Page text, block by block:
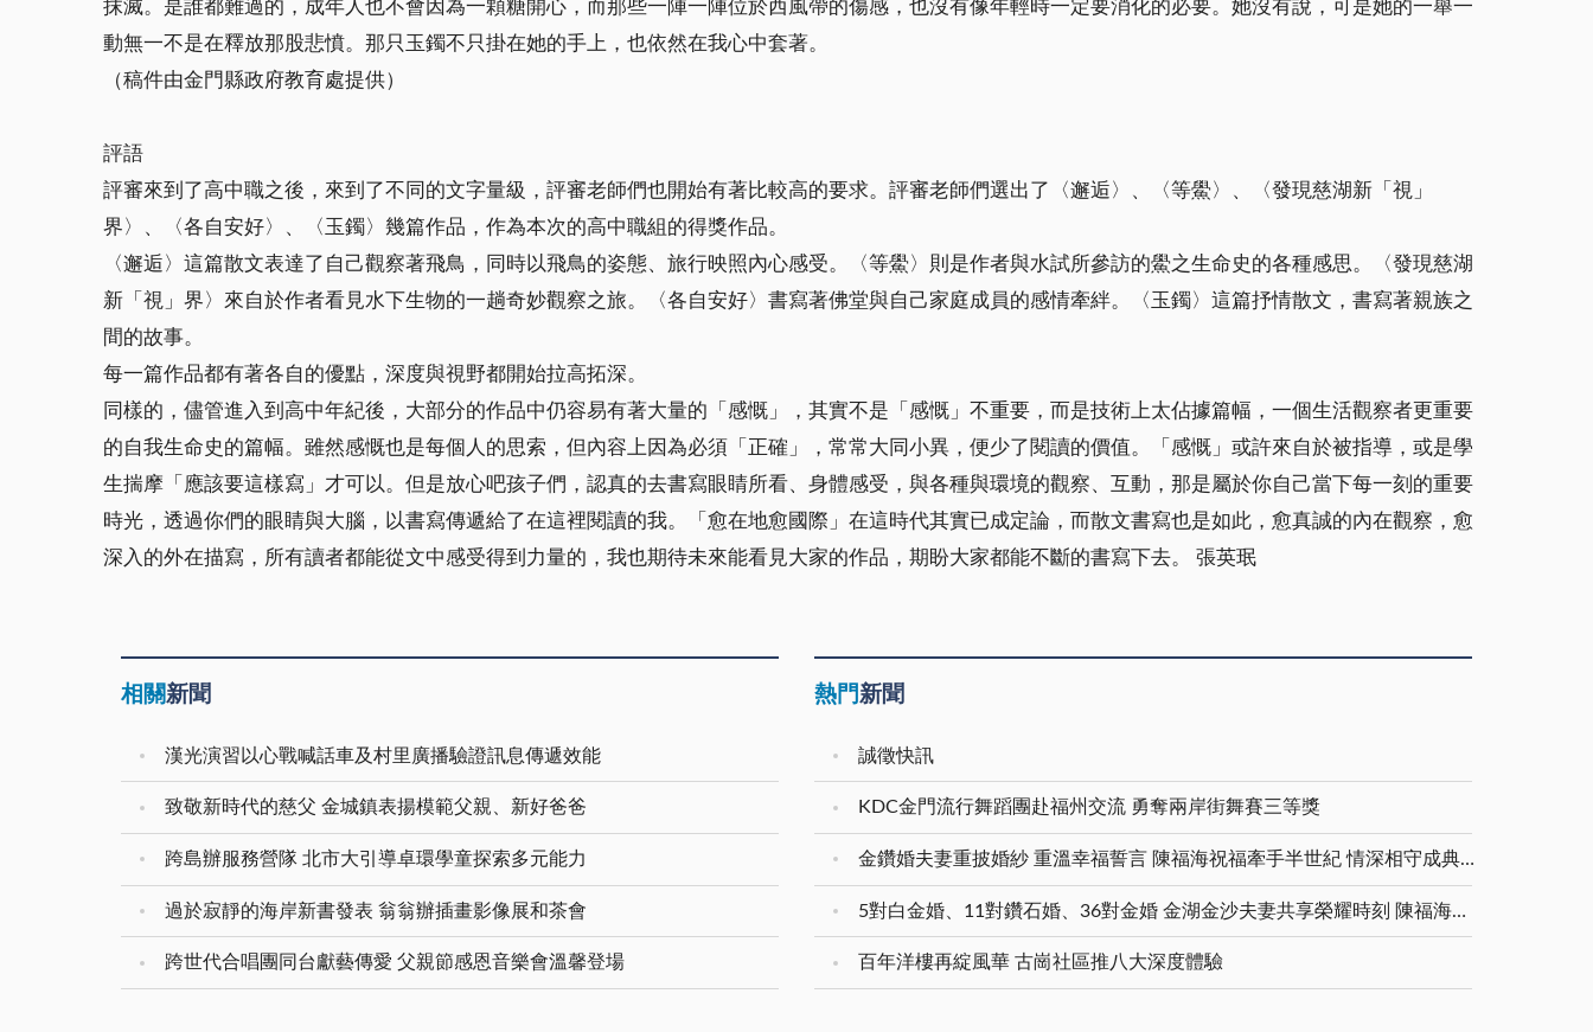
抹滅。是誰都難過的，成年人也不會因為一顆糖開心，而那些一陣一陣位於西風帶的傷感，也沒有像年輕時一定要消化的必要。她沒有說，可是她的一舉一
動無一不是在釋放那股悲憤。那只玉鐲不只掛在她的手上，也依然在我心中套著。
（稿件由金門縣政府教育處提供）
評語
評審來到了高中職之後，來到了不同的文字量級，評審老師們也開始有著比較高的要求。評審老師們選出了〈邂逅〉、〈等鱟〉、〈發現慈湖新「視」
界〉、〈各自安好〉、〈玉鐲〉幾篇作品，作為本次的高中職組的得獎作品。
〈邂逅〉這篇散文表達了自己觀察著飛鳥，同時以飛鳥的姿態、旅行映照內心感受。〈等鱟〉則是作者與水試所參訪的鱟之生命史的各種感思。〈發現慈湖
新「視」界〉來自於作者看見水下生物的一趟奇妙觀察之旅。〈各自安好〉書寫著佛堂與自己家庭成員的感情牽絆。〈玉鐲〉這篇抒情散文，書寫著親族之
間的故事。
每一篇作品都有著各自的優點，深度與視野都開始拉高拓深。
同樣的，儘管進入到高中年紀後，大部分的作品中仍容易有著大量的「感慨」，其實不是「感慨」不重要，而是技術上太佔據篇幅，一個生活觀察者更重要
的自我生命史的篇幅。雖然感慨也是每個人的思索，但內容上因為必須「正確」，常常大同小異，便少了閱讀的價值。「感慨」或許來自於被指導，或是學
生揣摩「應該要這樣寫」才可以。但是放心吧孩子們，認真的去書寫眼睛所看、身體感受，與各種與環境的觀察、互動，那是屬於你自己當下每一刻的重要
時光，透過你們的眼睛與大腦，以書寫傳遞給了在這裡閱讀的我。「愈在地愈國際」在這時代其實已成定論，而散文書寫也是如此，愈真誠的內在觀察，愈
深入的外在描寫，所有讀者都能從文中感受得到力量的，我也期待未來能看見大家的作品，期盼大家都能不斷的書寫下去。 張英珉
相關新聞
漢光演習以心戰喊話車及村里廣播驗證訊息傳遞效能
致敬新時代的慈父 金城鎮表揚模範父親、新好爸爸
跨島辦服務營隊 北市大引導卓環學童探索多元能力
過於寂靜的海岸新書發表 翁翁辦插畫影像展和茶會
跨世代合唱團同台獻藝傳愛 父親節感恩音樂會溫馨登場
熱門新聞
誠徵快訊
KDC金門流行舞蹈團赴福州交流 勇奪兩岸街舞賽三等獎
金鑽婚夫妻重披婚紗 重溫幸福誓言 陳福海祝福牽手半世紀 情深相守成典範
5對白金婚、11對鑽石婚、36對金婚 金湖金沙夫妻共享榮耀時刻 陳福海表揚金鑽婚夫妻 向半世紀相守家庭典範致敬
百年洋樓再綻風華 古崗社區推八大深度體驗